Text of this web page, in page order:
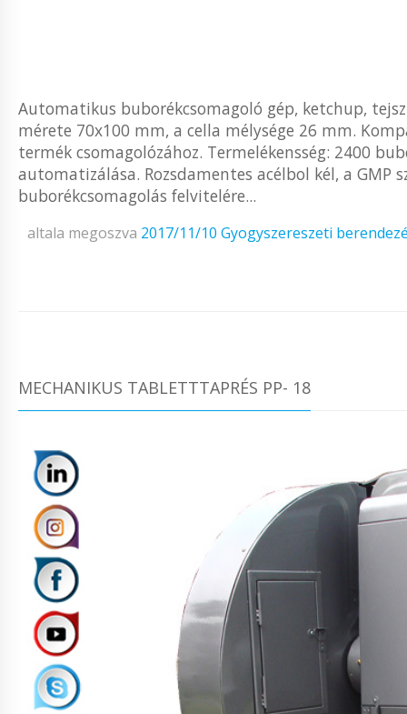
Automatikus buborékcsomagoló gép, ketchup,
mérete 70x100 mm, a cella mélysége 26 mm.
termék csomagolózához. Termelékensség: 2400
automatizálása. Rozsdamentes acélbol kél, a GMP
buborékcsomagolás felvitelére...
altala megoszva 2017/11/10 Gyogyszereszeti
MECHANIKUS TABLETTTAPRÉS PP- 18